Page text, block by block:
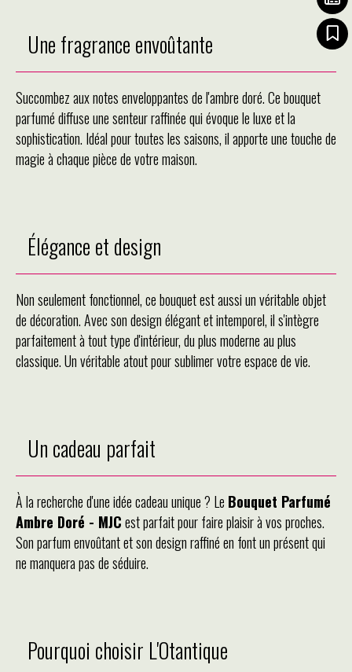
Une fragrance envoûtante
Succombez aux notes enveloppantes de l'ambre doré. Ce bouquet
parfumé diffuse une senteur raffinée qui évoque le luxe et la
sophistication. Idéal pour toutes les saisons, il apporte une touche de
magie à chaque pièce de votre maison.
Élégance et design
Non seulement fonctionnel, ce bouquet est aussi un véritable objet
de décoration. Avec son design élégant et intemporel, il s'intègre
parfaitement à tout type d'intérieur, du plus moderne au plus
classique. Un véritable atout pour sublimer votre espace de vie.
Un cadeau parfait
À la recherche d'une idée cadeau unique ? Le Bouquet Parfumé
Ambre Doré - MJCest parfait pour faire plaisir à vos proches.
Son parfum envoûtant et son design raffiné en font un présent qui
ne manquera pas de séduire.
Pourquoi choisir L'Otantique